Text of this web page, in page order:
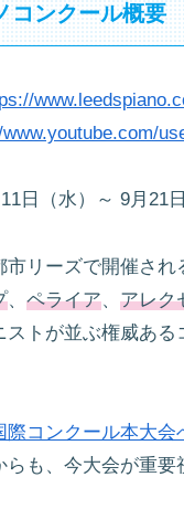
コンクール概要
日（水）～ 9月21日
市リーズで開催さ
、 ペライア、 アレク
ストが並ぶ権威あ
コンクール本大
も、今大会が重要